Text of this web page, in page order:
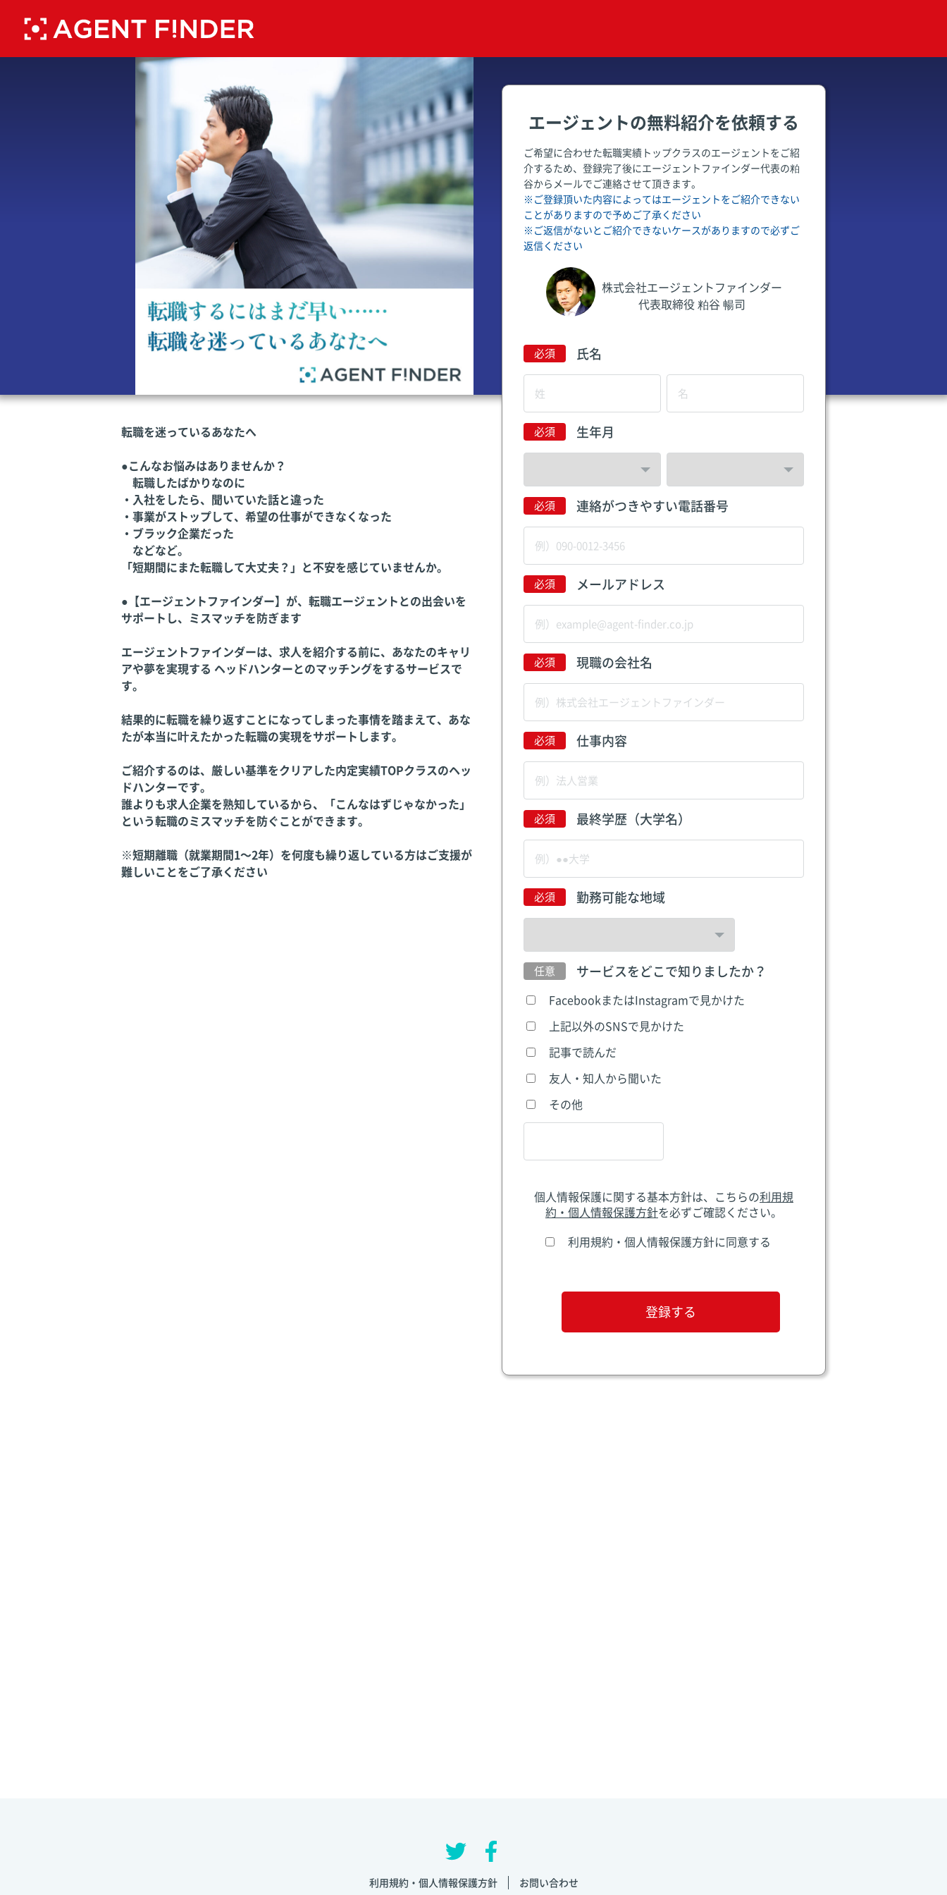
転職を迷っているあなたへ
●こんなお悩みはありませんか？
転職したばかりなのに
・入社をしたら、聞いていた話と違った
・事業がストップして、希望の仕事ができなくなった
・ブラック企業だった
などなど。
「短期間にまた転職して大丈夫？」と不安を感じていませんか。
●【エージェントファインダー】が、転職エージェントとの出会いを
サポートし、ミスマッチを防ぎます
エージェントファインダーは、求人を紹介する前に、あなたのキャリ
アや夢を実現する ヘッドハンターとのマッチングをするサービスで
す。
結果的に転職を繰り返すことになってしまった事情を踏まえて、あな
たが本当に叶えたかった転職の実現をサポートします。
ご紹介するのは、厳しい基準をクリアした内定実績TOPクラスのヘッ
ドハンターです。
誰よりも求人企業を熟知しているから、「こんなはずじゃなかった」
という転職のミスマッチを防ぐことができます。
※短期離職（就業期間1～2年）を何度も繰り返している方はご支援が
難しいことをご了承ください
エージェントの無料紹介を依頼する
ご希望に合わせた転職実績トップクラスのエージェントをご紹
介するため、登録完了後にエージェントファインダー代表の粕
谷からメールでご連絡させて頂きます。
※ご登録頂いた内容によってはエージェントをご紹介できない
ことがありますので予めご了承ください
※ご返信がないとご紹介できないケースがありますので必ずご
返信ください
株式会社エージェントファインダー
代表取締役 粕谷 暢司
氏名
生年月
連絡がつきやすい電話番号
メールアドレス
現職の会社名
仕事内容
最終学歴（大学名）
勤務可能な地域
サービスをどこで知りましたか？
FacebookまたはInstagramで見かけた
上記以外のSNSで見かけた
記事で読んだ
友人・知人から聞いた
その他
個人情報保護に関する基本方針は、こちらの利用規
約・個人情報保護方針を必ずご確認ください。
利用規約・個人情報保護方針に同意する
利用規約・個人情報保護方針 お問い合わせ